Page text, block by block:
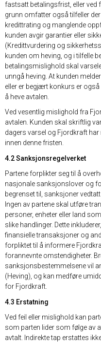
fastsatt betalingsfrist, eller ved
grunn omfatter også tilfeller
kredittrating og manglende
kunden avgir garantier eller
(Kredittvurdering og
kunden om heving, og i tilfelle
betalingsmislighold skal
unngå heving. At kunden
eller er begjært konkurs er
å heve avtalen.
Ved vesentlig mislighold fra
avtalen. Kunden skal skriftlig
dagers varsel og Fjordkraft
innen denne fristen.
4.2 Sanksjonsregelverket
Partene forplikter seg til å
nasjonale sanksjonslover og
begrenset til, sanksjoner
Ingen av partene skal utføre
personer, enheter eller land
slike handlinger. Dette
finansielle transaksjoner og
forpliktet til å informere
forannevnte omstendigheter.
sanksjonsbestemmelsene vil
(Heving), og kan medføre
for Fjordkraft.
4.3 Erstatning
Ved feil eller mislighold kan
som parten lider som følge av
avtalt. Indirekte tap erstattes